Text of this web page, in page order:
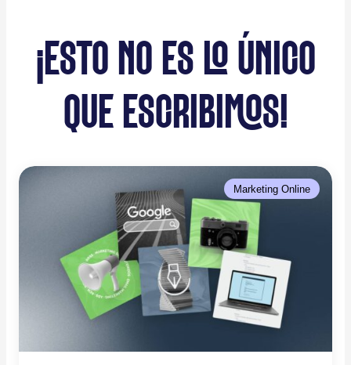
¡ESTO NO ES LO ÚNICO
QUE ESCRIBIMOS!
Marketing Online